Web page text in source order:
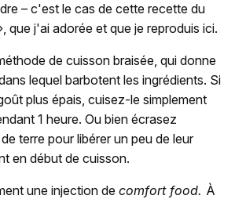
– c'est le cas de cette recette du
que j'ai adorée et que je reproduis ici.
de cuisson braisée, qui donne
lequel barbotent les ingrédients. Si
plus épais, cuisez-le simplement
1 heure. Ou bien écrasez
terre pour libérer un peu de leur
en début de cuisson.
une injection de comfort food. À